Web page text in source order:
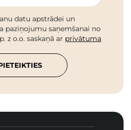
datu apstrādei un
paziņojumu saņemšanai no
z o.o. saskaņā ar privātuma